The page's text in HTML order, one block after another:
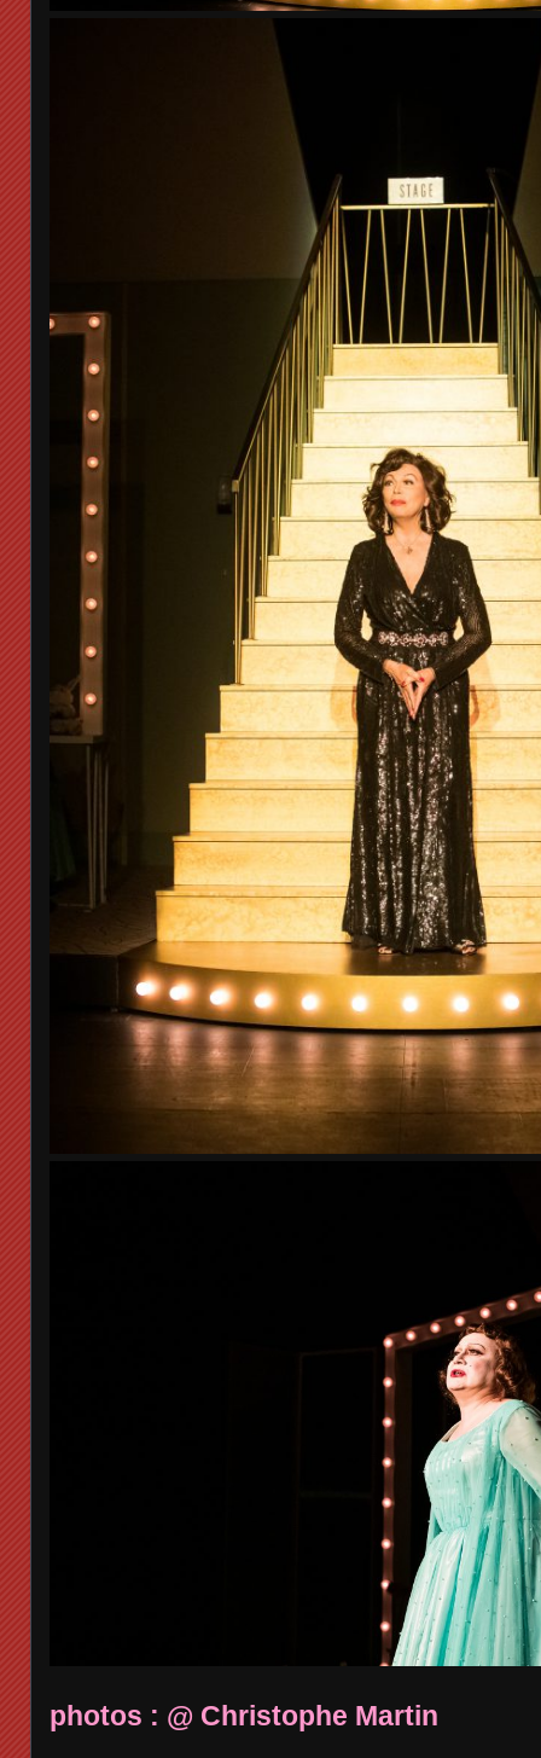
photos : @ Christophe Martin